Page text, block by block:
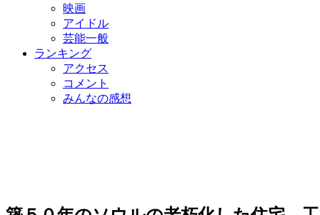
映画
アイドル
芸能一般
ランキング
アクセス
コメント
みんなの感想